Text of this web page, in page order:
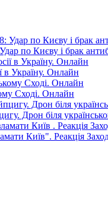
по Києву і брак
в Україну. Онлайн
Сході. Онлайн
Дрон біля
Київ". Реакція